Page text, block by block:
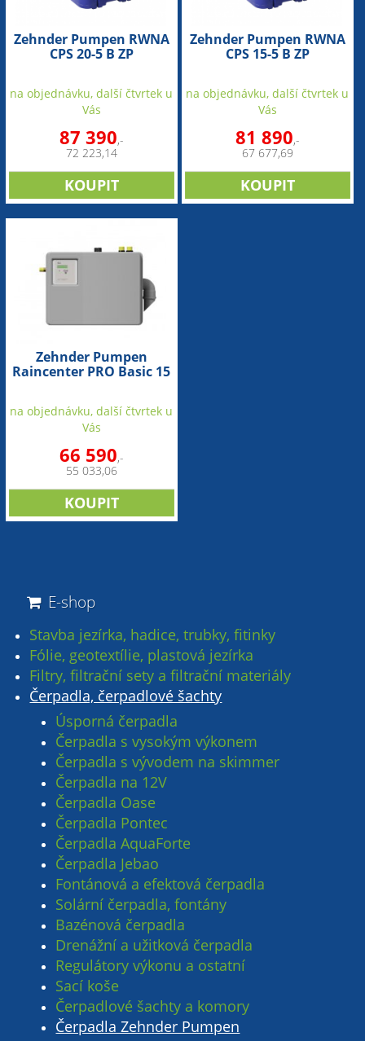
Zehnder Pumpen RWNA
CPS 20-5 B ZP
dešťové vody z cisterny)
na objednávku, další čtvrtek u
Vás
87 390,-
72 223,14
Zehnder Pumpen RWNA
CPS 15-5 B ZP
dešťové vody z cisterny)
na objednávku, další čtvrtek u
Vás
81 890,-
67 677,69
Zehnder Pumpen
Raincenter PRO Basic 15
vodou)
na objednávku, další čtvrtek u
Vás
66 590,-
55 033,06
E-shop
Stavba jezírka, hadice, trubky, fitinky
Fólie, geotextílie, plastová jezírka
Filtry, filtrační sety a filtrační materiály
Čerpadla, čerpadlové šachty
Úsporná čerpadla
Čerpadla s vysokým výkonem
Čerpadla s vývodem na skimmer
Čerpadla na 12V
Čerpadla Oase
Čerpadla Pontec
Čerpadla AquaForte
Čerpadla Jebao
Fontánová a efektová čerpadla
Solární čerpadla, fontány
Bazénová čerpadla
Drenážní a užitková čerpadla
Regulátory výkonu a ostatní
Sací koše
Čerpadlové šachty a komory
Čerpadla Zehnder Pumpen